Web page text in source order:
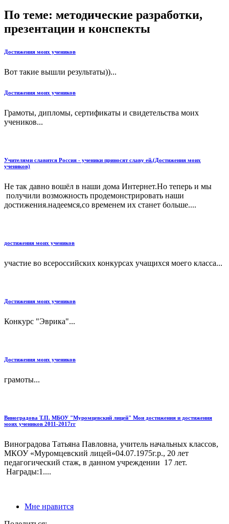
По теме: методические разработки,
презентации и конспекты
Достижения моих учеников
Вот такие вышли результаты))...
Достижения моих учеников
Грамоты, дипломы, сертификаты и свидетельства моих
учеников...
Учителями славится Россия - ученики приносят славу ей.(Достижения моих
учеников)
Не так давно вошёл в наши дома Интернет.Но теперь и мы
получили возможность продемонстрировать наши
достижения.надеемся,со временем их станет больше....
достижения моих учеников
участие во всероссийских конкурсах учащихся моего класса...
Достижения моих учеников
Конкурс "Эврика"...
Достижения моих учеников
грамоты...
Виноградова Т.П. МБОУ "Муромцевский лицей" Мои достижения и достижения
моих учеников 2011-2017гг
Виноградова Татьяна Павловна, учитель начальных классов,
МКОУ «Муромцевский лицей»04.07.1975г.р., 20 лет
педагогический стаж, в данном учреждении 17 лет.
Награды:1....
Мне нравится